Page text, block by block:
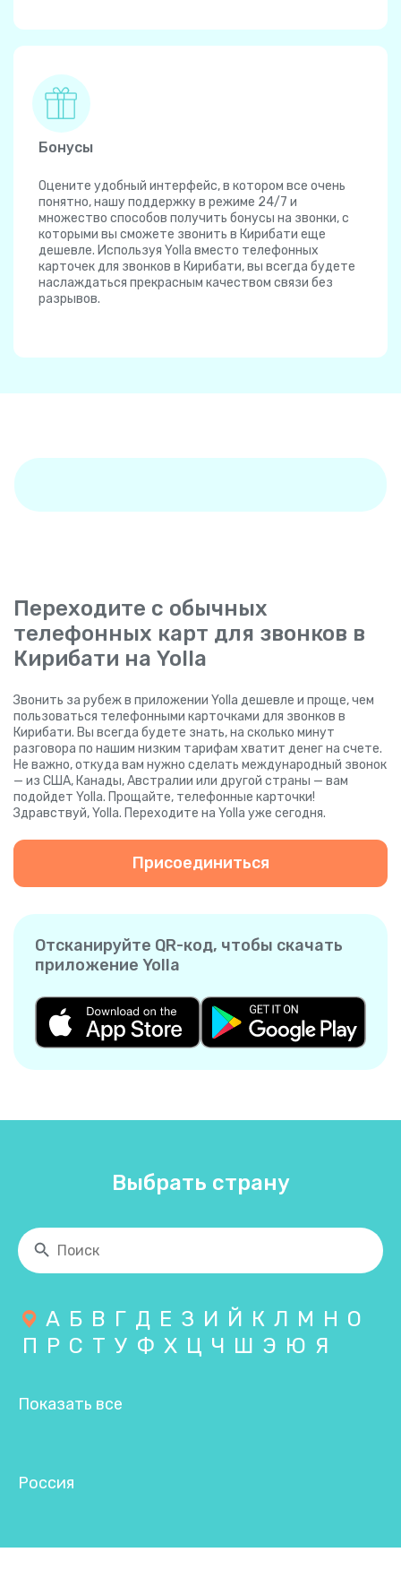
Бонусы
Оцените удобный интерфейс, в котором все очень
понятно, нашу поддержку в режиме 24/7 и
множество способов получить бонусы на звонки, с
которыми вы сможете звонить в Кирибати еще
дешевле. Используя Yolla вместо телефонных
карточек для звонков в Кирибати, вы всегда будете
наслаждаться прекрасным качеством связи без
разрывов.
Переходите с обычных
телефонных карт для звонков в
Кирибати на Yolla
Звонить за рубеж в приложении Yolla дешевле и проще, чем
пользоваться телефонными карточками для звонков в
Кирибати. Вы всегда будете знать, на сколько минут
разговора по нашим низким тарифам хватит денег на счете.
Не важно, откуда вам нужно сделать международный звонок
— из США, Канады, Австралии или другой страны — вам
подойдет Yolla. Прощайте, телефонные карточки!
Здравствуй, Yolla. Переходите на Yolla уже сегодня.
Присоединиться
Отсканируйте QR-код, чтобы скачать
приложение Yolla
Выбрать страну
А Б В Г Д Е З И Й К Л М Н О
П Р С Т У Ф Х Ц Ч Ш Э Ю Я
Показать все
Россия